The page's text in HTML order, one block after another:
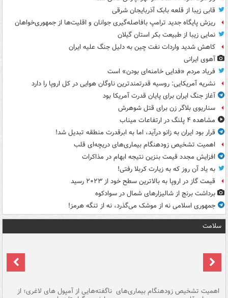
قابی زیبا از قلعه بابک آذربایجان شرقی
ریزش پایگاه جدید ترامپ بافاصله‌گیری جوانان و اقلیت‌ها از جمهوری‌خواهان
نمایی زیبا از طبیعت بکر استان گیلان
کاهش شدید واردات نفت چین به دلیل جنگ علیه ایران
آهوی ایرانی
فریاد مردم «فدایی خامنه‌ای بودن» است
نشریه آمریکایی: روسیه قدرتمندترین ناوگان هوایی در کل اروپا را دارد
آغاز جنگ ایران برای پایان قدرت آمریکا بود
سناریوی بلاگر زن برای قتل شوهرش
مشاهده ۴ پلنگ در ارتفاعات میناب
قرار بود ایران به زانو درآید، اما به ابرقدرت منطقه تبدیل شد!
اهمیت تشخیص زودهنگام بیماری‌های دریچه‌ای قلب
افزایش مجدد قیمت بنزین نتیجه ابهام در مذاکرات
به یاد آن روز که به زیارت کربلا رفتی!
قیمت گاز در اروپا به بالاترین سطح خود از ۲۰۲۳ رسید
برداشت برنج از شالیزارهای شمال در سوادکوه
جمهوری اسلامی نه از موشک می‌گذرد، نه از تنگه هرمز!
سلامت
اهمیت تشخیص زودهنگام بیماری‌های ناگفته‌هایی از آمپول های لاغری؛ از